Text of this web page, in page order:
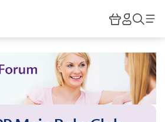
HiPP